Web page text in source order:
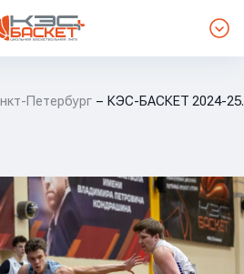
Петербург КЭС-БАСКЕТ 2024-